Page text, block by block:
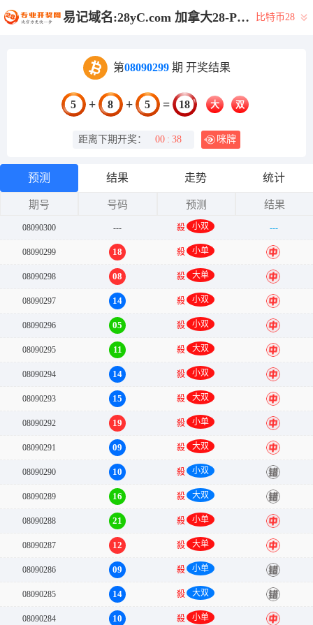
易记域名:28yC.com 加拿大28-PC开奖|历史结果|加拿大PC28大神预测|加拿大PC历史走势|加拿大结果咪牌查询|加拿大28刮奖预测 比特币28
第08090299期 开奖结果
5 + 8 + 5 = 18 大 双
距离下期开奖： 00 : 38 咪牌
预测 结果 走势 统计
期号 号码 预测 结果
08090300 --- 殺 小双 ---
08090299 18 殺 小单 中
08090298 08 殺 大单 中
08090297 14 殺 小双 中
08090296 05 殺 小双 中
08090295 11 殺 大双 中
08090294 14 殺 小双 中
08090293 15 殺 大双 中
08090292 19 殺 小单 中
08090291 09 殺 大双 中
08090290 10 殺 小双 错
08090289 16 殺 大双 错
08090288 21 殺 小单 中
08090287 12 殺 大单 中
08090286 09 殺 小单 错
08090285 14 殺 大双 错
08090284 10 殺 小单 中